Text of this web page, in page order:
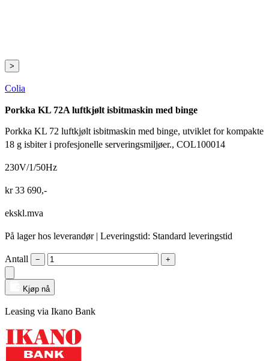
>
Colia
Porkka KL 72A luftkjølt isbitmaskin med binge
Porkka KL 72 luftkjølt isbitmaskin med binge, utviklet for kompakte
18 g isbiter i profesjonelle serveringsmiljøer., COL100014
230V/1/50Hz
kr33 690,-
ekskl.mva
På lager hos leverandør | Leveringstid: Standard leveringstid
Antall − +
Kjøp nå
Leasing via Ikano Bank